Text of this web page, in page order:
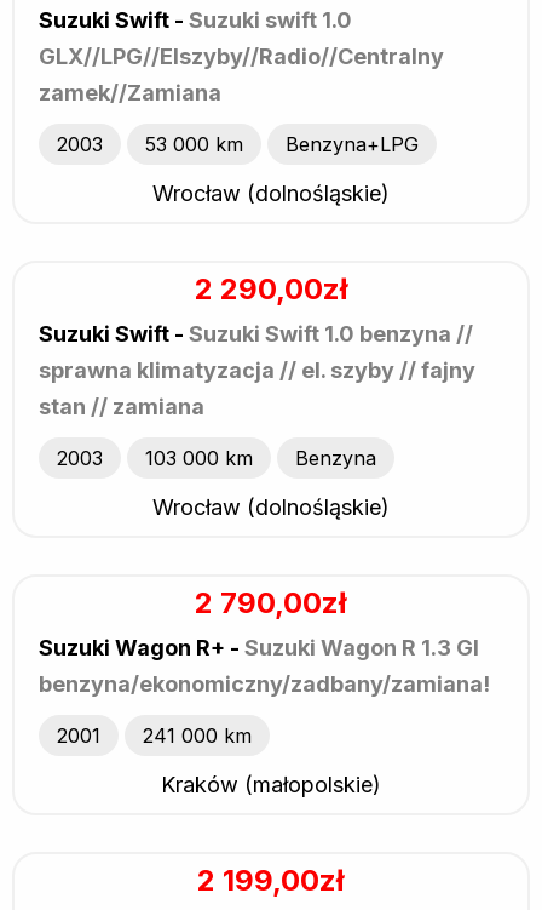
Suzuki Swift - Suzuki swift 1.0
GLX//LPG//Elszyby//Radio//Centralny
zamek//Zamiana
2003 53 000 km Benzyna+LPG
Wrocław (dolnośląskie)
2 290,00zł
Suzuki Swift - Suzuki Swift 1.0 benzyna //
sprawna klimatyzacja // el. szyby // fajny
stan // zamiana
2003 103 000 km Benzyna
Wrocław (dolnośląskie)
2 790,00zł
Suzuki Wagon R+ - Suzuki Wagon R 1.3 Gl
benzyna/ekonomiczny/zadbany/zamiana!
2001 241 000 km
Kraków (małopolskie)
2 199,00zł